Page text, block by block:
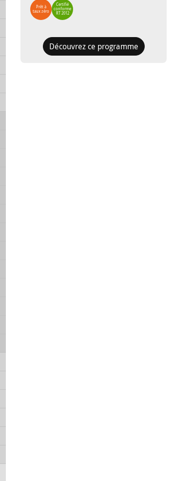
Prêt à
taux zéro
Certifié
conforme
RT 2012
Découvrez ce programme